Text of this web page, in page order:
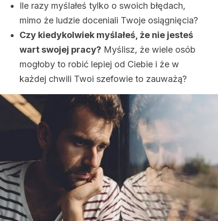
Ile razy myślałeś tylko o swoich błędach,
mimo że ludzie doceniali Twoje osiągnięcia?
Czy kiedykolwiek myślałeś, że nie jesteś
wart swojej pracy? Myślisz, że wiele osób
mogłoby to robić lepiej od Ciebie i że w
każdej chwili Twoi szefowie to zauważą?